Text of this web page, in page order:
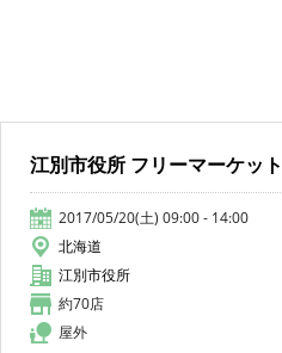
江別市役所 フリーマーケット
2017/05/20(土) 09:00 - 14:00
北海道
江別市役所
約70店
屋外